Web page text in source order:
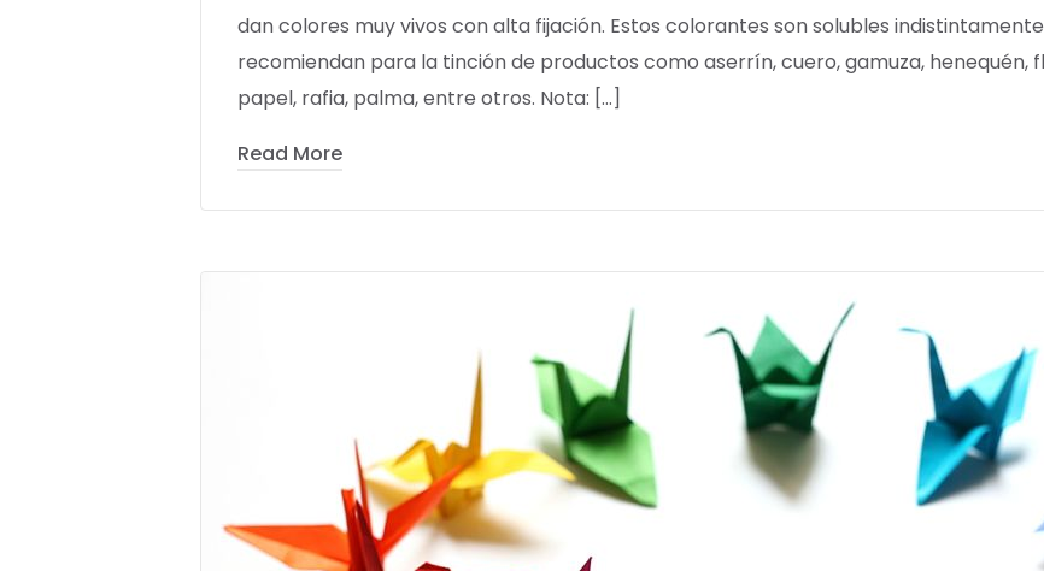
dan colores muy vivos con alta fijación. Estos colorantes son solubles
recomiendan para la tinción de productos como aserrín, cuero, gamuza, henequén,
papel, rafia, palma, entre otros. Nota: […]
Read More